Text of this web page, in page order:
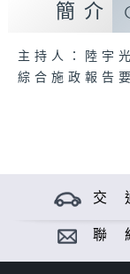
簡介
主持人：陸宇
綜合施政報告
交
聯